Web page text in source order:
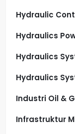
Hydraulic
Hydraulics
Hydraulics
Hydraulics
Industri Oil &
Infrastruktur